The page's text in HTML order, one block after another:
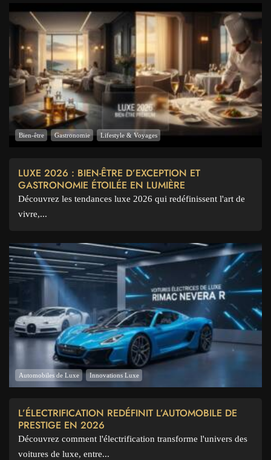
Bien-être Gastronomie Lifestyle & Voyages
LUXE 2026 : BIEN-ÊTRE D’EXCEPTION ET
GASTRONOMIE ÉTOILÉE EN LUMIÈRE
Découvrez les tendances luxe 2026 qui redéfinissent l'art de
vivre,...
Automobiles de Luxe Innovations Luxe
L’ÉLECTRIFICATION REDÉFINIT L’AUTOMOBILE DE
PRESTIGE EN 2026
Découvrez comment l'électrification transforme l'univers des
voitures de luxe, entre...